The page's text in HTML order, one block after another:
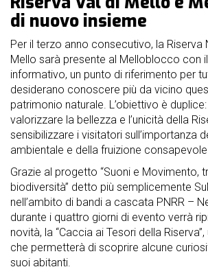
nostri
sponsor
accoglienza
regolamento
di nuovo insieme
Per il terzo anno consecutivo, la Riserva
Mello sarà presente al Melloblocco con
informativo, un punto di riferimento per
desiderano conoscere più da vicino
patrimonio naturale. L’obiettivo è
valorizzare la bellezza e l’unicità della
sensibilizzare i visitatori sull’importanza
ambientale e della fruizione
Grazie al progetto “Suoni e Movimento,
biodiversità” detto più semplicemente
nell’ambito di bandi a cascata PNRR –
durante i quattro giorni di evento verrà
novità, la “Caccia ai Tesori della
che permetterà di scoprire alcune
suoi abitanti.